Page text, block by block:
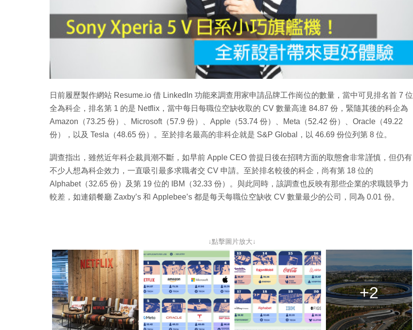
放
影
片
日前履歷製作網站 Resume.io 借 LinkedIn 功能來調查用家申請品牌工作崗位的數量，當中可見排名首 7 位
全為科企，排名第 1 的是 Netflix，當中每日每職位空缺收取的 CV 數量高達 84.87 份，緊隨其後的科企為
Amazon（73.25 份）、Microsoft（57.9 份）、Apple（53.74 份）、Meta（52.42 份）、Oracle（49.22
份），以及 Tesla（48.65 份）。至於排名最高的非科企就是 S&P Global，以 46.69 份位列第 8 位。
調查指出，雖然近年科企裁員潮不斷，如早前 Apple CEO 曾提日後在招聘方面的取態會非常謹慎，但仍有
不少人想為科企效力，一直吸引最多求職者交 CV 申請。至於排名較後的科企，尚有第 18 位的
Alphabet（32.65 份）及第 19 位的 IBM（32.33 份）。與此同時，該調查也反映有那些企業的求職競爭力
較差，如連鎖餐廳 Zaxby’s 和 Applebee’s 都是每天每職位空缺收 CV 數量最少的公司，同為 0.01 份。
↓點擊圖片放大↓
+2